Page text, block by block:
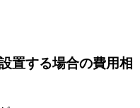
置する場合の費用相